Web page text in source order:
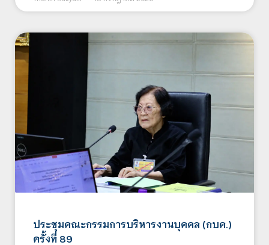
ประชุมคณะกรรมการบริหารงานบุคคล (กบค.)
ครั้งที่ 89